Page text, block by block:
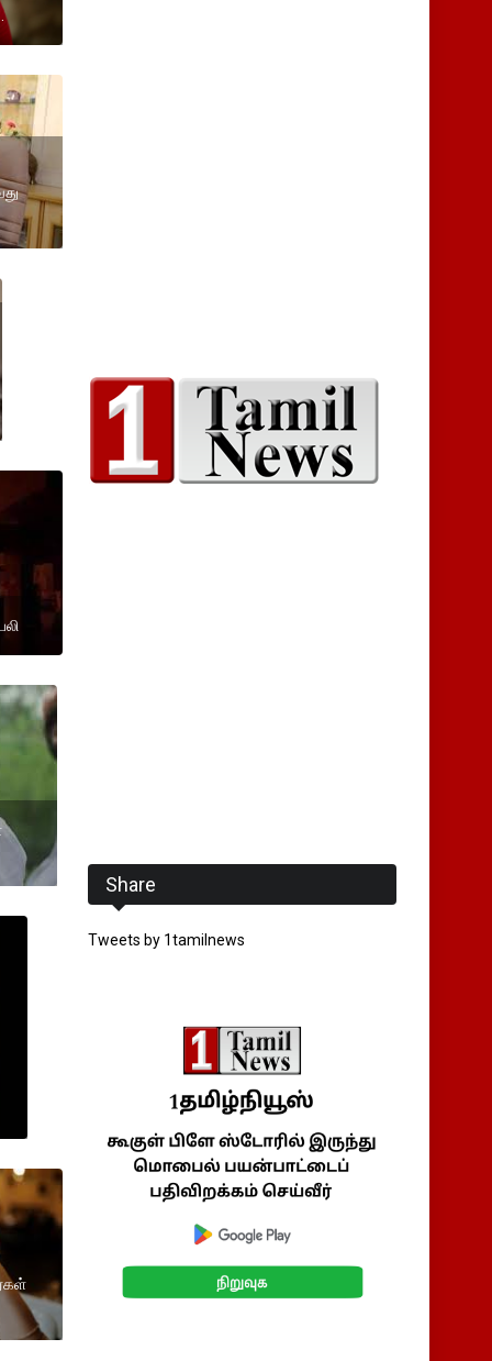
Share
Tweets by 1tamilnews